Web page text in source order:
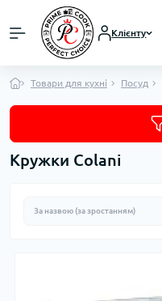
Клієнту
Товари для кухні Посуд
Кружки Colani